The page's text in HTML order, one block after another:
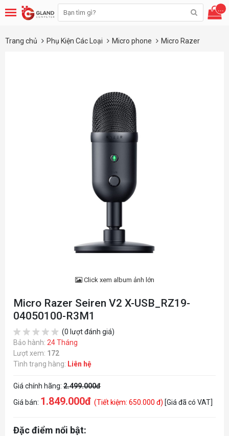
...
Trang chủ Phụ Kiện Các Loại Micro phone Micro Razer
Click xem album ảnh lớn
Micro Razer Seiren V2 X-USB_RZ19-
04050100-R3M1
(0 lượt đánh giá)
Bảo hành: 24 Tháng
Lượt xem: 172
Tình trạng hàng: Liên hệ
Giá chính hãng: 2.499.000đ
Giá bán: 1.849.000đ (Tiết kiệm: 650.000 đ) [Giá đã có VAT]
Đặc điểm nổi bật: